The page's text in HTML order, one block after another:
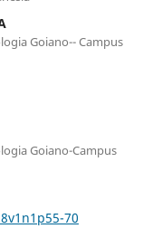
Goiano-- Campus
Goiano-Campus
70